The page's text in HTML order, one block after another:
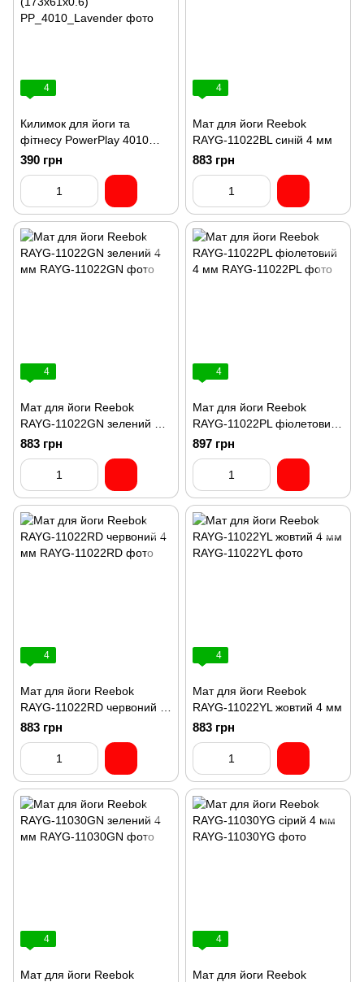
4
Килимок для йоги та
фітнесу PowerPlay 4010
PVC Yoga Mat лавандовий
(173x61x0.6)
390 грн
4
Мат для йоги Reebok
RAYG-11022BL синій 4 мм
883 грн
4
Мат для йоги Reebok
RAYG-11022GN зелений 4
мм
883 грн
4
Мат для йоги Reebok
RAYG-11022PL фіолетовий
4 мм
897 грн
4
Мат для йоги Reebok
RAYG-11022RD червоний 4
мм
883 грн
4
Мат для йоги Reebok
RAYG-11022YL жовтий 4 мм
883 грн
4
Мат для йоги Reebok
4
Мат для йоги Reebok